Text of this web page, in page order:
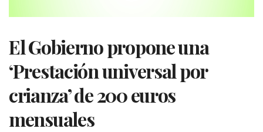
El Gobierno propone una
‘Prestación universal por
crianza’ de 200 euros
mensuales